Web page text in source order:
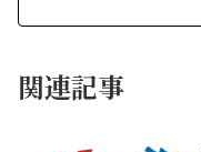
関連記事